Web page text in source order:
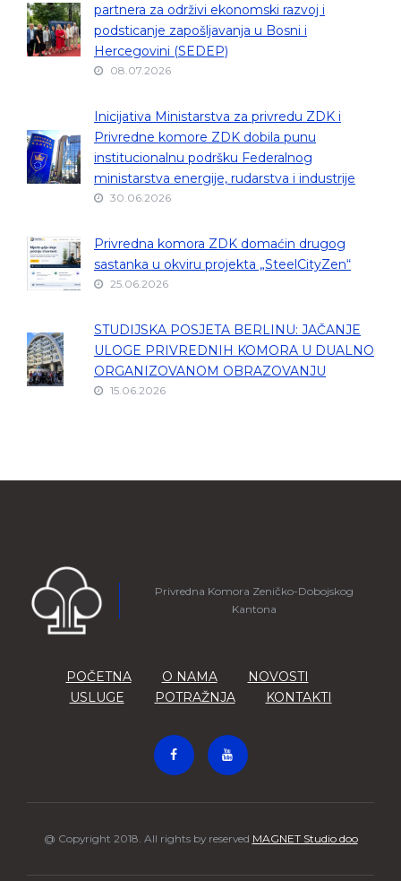
partnera za održivi ekonomski razvoj i
podsticanje zapošljavanja u Bosni i
Hercegovini (SEDEP)
08.07.2026
Inicijativa Ministarstva za privredu ZDK i
Privredne komore ZDK dobila punu
institucionalnu podršku Federalnog
ministarstva energije, rudarstva i industrije
30.06.2026
Privredna komora ZDK domaćin drugog
sastanka u okviru projekta „SteelCityZen“
25.06.2026
STUDIJSKA POSJETA BERLINU: JAČANJE
ULOGE PRIVREDNIH KOMORA U DUALNO
ORGANIZOVANOM OBRAZOVANJU
15.06.2026
Privredna Komora Zeničko-Dobojskog
Kantona
POČETNA O NAMA
NOVOSTI
USLUGE
POTRAŽNJA KONTAKTI
@ Copyright 2018. All rights by reserved MAGNET Studio doo